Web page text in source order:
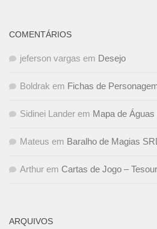
COMENTÁRIOS
jeferson vargas em Desejo
Boldrak em Fichas de
Sidinei Lander em Mapa de
Mateus em Baralho de Magias
Arthur em Cartas de Jogo –
ARQUIVOS